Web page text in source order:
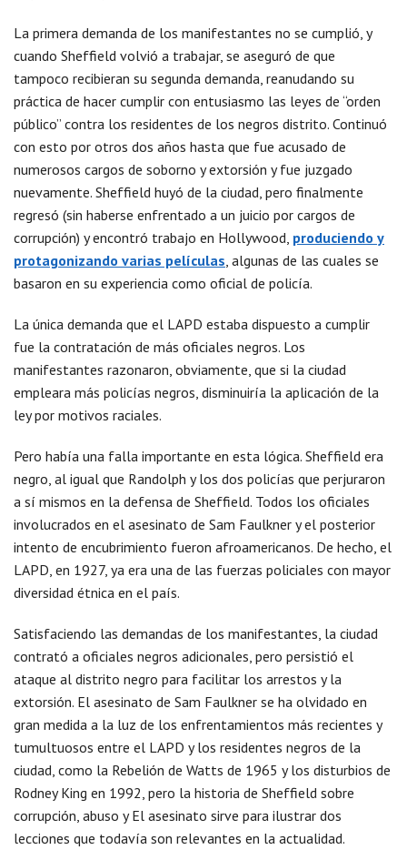
La primera demanda de los manifestantes no se cumplió, y
cuando Sheffield volvió a trabajar, se aseguró de que
tampoco recibieran su segunda demanda, reanudando su
práctica de hacer cumplir con entusiasmo las leyes de “orden
público” contra los residentes de los negros distrito. Continuó
con esto por otros dos años hasta que fue acusado de
numerosos cargos de soborno y extorsión y fue juzgado
nuevamente. Sheffield huyó de la ciudad, pero finalmente
regresó (sin haberse enfrentado a un juicio por cargos de
corrupción) y encontró trabajo en Hollywood, produciendo y
protagonizando varias películas, algunas de las cuales se
basaron en su experiencia como oficial de policía.
La única demanda que el LAPD estaba dispuesto a cumplir
fue la contratación de más oficiales negros. Los
manifestantes razonaron, obviamente, que si la ciudad
empleara más policías negros, disminuiría la aplicación de la
ley por motivos raciales.
Pero había una falla importante en esta lógica. Sheffield era
negro, al igual que Randolph y los dos policías que perjuraron
a sí mismos en la defensa de Sheffield. Todos los oficiales
involucrados en el asesinato de Sam Faulkner y el posterior
intento de encubrimiento fueron afroamericanos. De hecho, el
LAPD, en 1927, ya era una de las fuerzas policiales con mayor
diversidad étnica en el país.
Satisfaciendo las demandas de los manifestantes, la ciudad
contrató a oficiales negros adicionales, pero persistió el
ataque al distrito negro para facilitar los arrestos y la
extorsión. El asesinato de Sam Faulkner se ha olvidado en
gran medida a la luz de los enfrentamientos más recientes y
tumultuosos entre el LAPD y los residentes negros de la
ciudad, como la Rebelión de Watts de 1965 y los disturbios de
Rodney King en 1992, pero la historia de Sheffield sobre
corrupción, abuso y El asesinato sirve para ilustrar dos
lecciones que todavía son relevantes en la actualidad.